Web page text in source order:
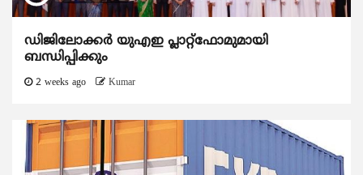
ഡിജിലോക്കര്‍ യുഎഇ പ്ലാറ്റ്ഫോമുമായി
ബന്ധിപ്പിക്കും
2 weeks ago Kumar